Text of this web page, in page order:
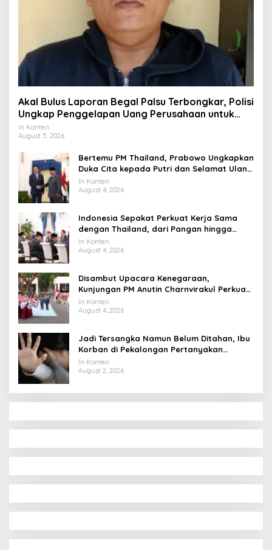
Akal Bulus Laporan Begal Palsu Terbongkar, Polisi
Ungkap Penggelapan Uang Perusahaan untuk
Crypto
In Konten
August 5, 2026
Bertemu PM Thailand, Prabowo Ungkapkan
Duka Cita kepada Putri dan Selamat Ulang
Tahun ke Raja Thailand
In Konten
August 4, 2026
Indonesia Sepakat Perkuat Kerja Sama
dengan Thailand, dari Pangan hingga
Ekonomi Digital
In Konten
August 4, 2026
Disambut Upacara Kenegaraan,
Kunjungan PM Anutin Charnvirakul Perkuat
Hubungan Indonesia-Thailand
In Konten
August 4, 2026
Jadi Tersangka Namun Belum Ditahan, Ibu
Korban di Pekalongan Pertanyakan
Keseriusan Polisi Tangani Kasus Rudapksa
Sampai Anaknya Hamil
In Konten
August 2, 2026